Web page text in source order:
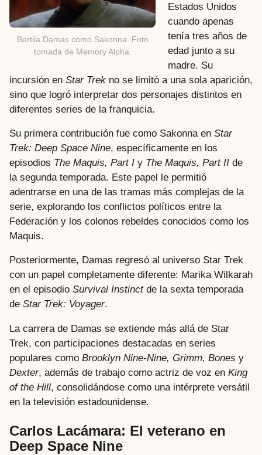
Bertila Damas como Sakonna. Foto
tomada de Memory Alpha.
Estados Unidos
cuando apenas
tenía tres años de
edad junto a su
madre. Su
incursión en Star Trek no se limitó a una sola aparición,
sino que logró interpretar dos personajes distintos en
diferentes series de la franquicia.
Su primera contribución fue como Sakonna en Star
Trek: Deep Space Nine, específicamente en los
episodios The Maquis, Part I y The Maquis, Part II de
la segunda temporada. Este papel le permitió
adentrarse en una de las tramas más complejas de la
serie, explorando los conflictos políticos entre la
Federación y los colonos rebeldes conocidos como los
Maquis.
Posteriormente, Damas regresó al universo Star Trek
con un papel completamente diferente: Marika Wilkarah
en el episodio Survival Instinctde la sexta temporada
de Star Trek: Voyager.
La carrera de Damas se extiende más allá de Star
Trek, con participaciones destacadas en series
populares como Brooklyn Nine-Nine, Grimm, Bones y
Dexter, además de trabajo como actriz de voz en King
of the Hill, consolidándose como una intérprete versátil
en la televisión estadounidense.
Carlos Lacámara: El veterano en
Deep Space Nine